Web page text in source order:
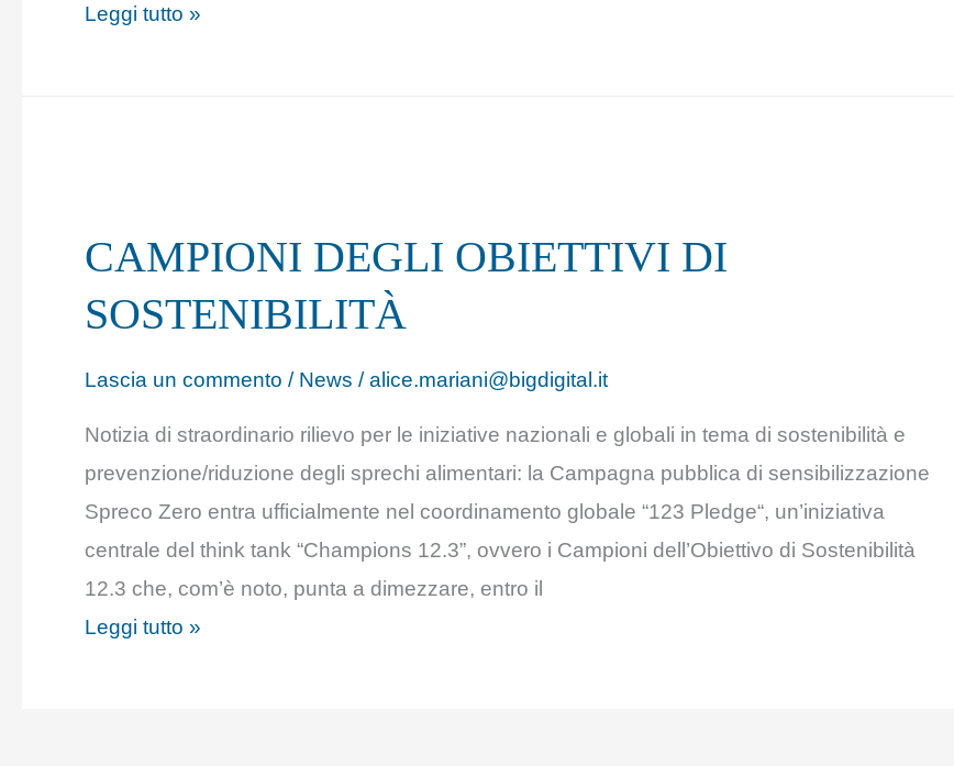
Leggi tutto »
CAMPIONI DEGLI OBIETTIVI DI
SOSTENIBILITÀ
Lascia un commento / News /alice.mariani@bigdigital.it
Notizia di straordinario rilievo per le iniziative nazionali e globali in tema di sostenibilità e
prevenzione/riduzione degli sprechi alimentari: la Campagna pubblica di sensibilizzazione
Spreco Zero entra ufficialmente nel coordinamento globale “123 Pledge“, un’iniziativa
centrale del think tank “Champions 12.3”, ovvero i Campioni dell’Obiettivo di Sostenibilità
12.3 che, com’è noto, punta a dimezzare, entro il
OBIETTIVI
SOSTENIBILITÀ
Leggi tutto »